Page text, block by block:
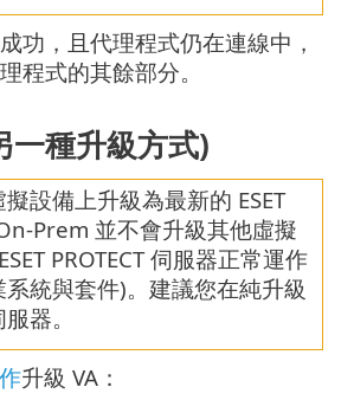
功，且代理程式仍在連線中，
程式的其餘部分。
一種升級方式)
設備上升級為最新的 ESET
Prem 並不會升級其他虛擬
PROTECT 伺服器正常運作
系統與套件)。建議您在純升級
器。
升級 VA：